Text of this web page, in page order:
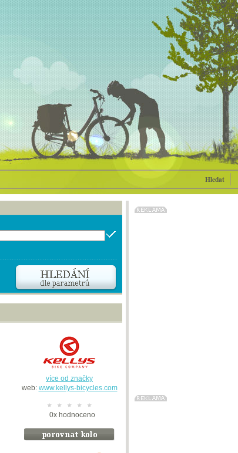
Hledat
více od značky
web: www.kellys-bicycles.com
0xhodnoceno